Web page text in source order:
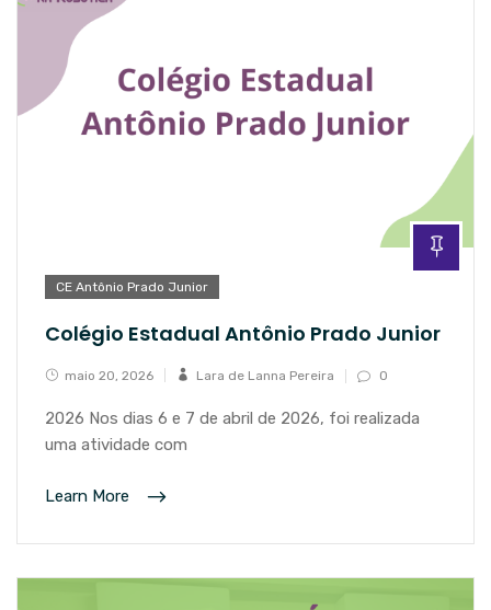
CE Antônio Prado Junior
Colégio Estadual Antônio Prado Junior
maio 20, 2026 Lara de Lanna Pereira 0
2026 Nos dias 6 e 7 de abril de 2026, foi realizada
uma atividade com
Learn More